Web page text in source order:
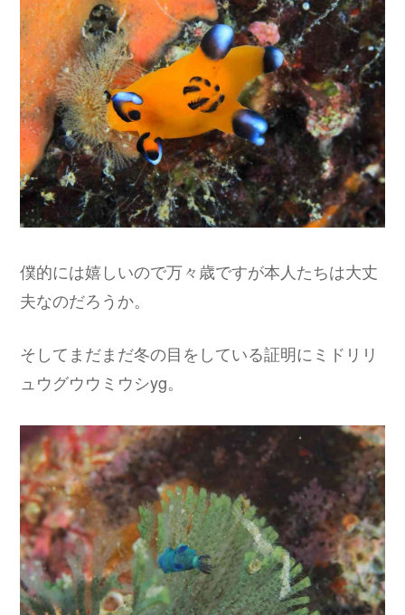
僕的には嬉しいので万々歳ですが本人たちは大丈
夫なのだろうか。
そしてまだまだ冬の目をしている証明にミドリリ
ュウグウウミウシyg。